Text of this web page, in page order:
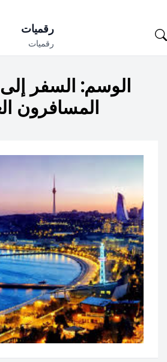
to
رقميات
رقميات
الوسم: السفر
المسافرون